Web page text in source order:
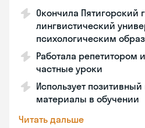
Окончила Пятигорский
лингвистический
психологическим
Работала репетитором
частные уроки
Использует
материалы в обучении
Читать дальше